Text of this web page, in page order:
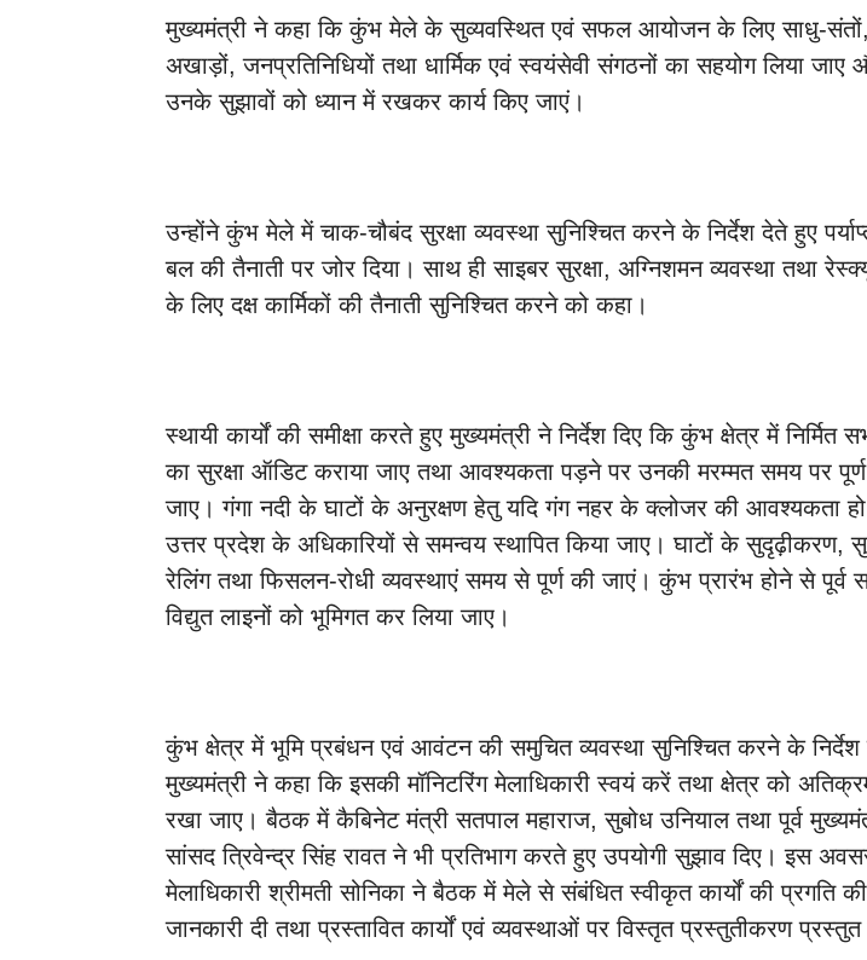
मुख्यमंत्री ने कहा कि कुंभ मेले के सुव्यवस्थित एवं सफल आयोजन के लिए साधु-संतों,
अखाड़ों, जनप्रतिनिधियों तथा धार्मिक एवं स्वयंसेवी संगठनों का सहयोग लिया जाए
उनके सुझावों को ध्यान में रखकर कार्य किए जाएं।
उन्होंने कुंभ मेले में चाक-चौबंद सुरक्षा व्यवस्था सुनिश्चित करने के निर्देश देते हुए
बल की तैनाती पर जोर दिया। साथ ही साइबर सुरक्षा, अग्निशमन व्यवस्था तथा रेस्क्यू
के लिए दक्ष कार्मिकों की तैनाती सुनिश्चित करने को कहा।
स्थायी कार्यों की समीक्षा करते हुए मुख्यमंत्री ने निर्देश दिए कि कुंभ क्षेत्र में निर्मित
का सुरक्षा ऑडिट कराया जाए तथा आवश्यकता पड़ने पर उनकी मरम्मत समय पर
जाए। गंगा नदी के घाटों के अनुरक्षण हेतु यदि गंग नहर के क्लोजर की आवश्यकता हो
उत्तर प्रदेश के अधिकारियों से समन्वय स्थापित किया जाए। घाटों के सुदृढ़ीकरण,
रेलिंग तथा फिसलन-रोधी व्यवस्थाएं समय से पूर्ण की जाएं। कुंभ प्रारंभ होने से पूर्व
विद्युत लाइनों को भूमिगत कर लिया जाए।
कुंभ क्षेत्र में भूमि प्रबंधन एवं आवंटन की समुचित व्यवस्था सुनिश्चित करने के निर्देश
मुख्यमंत्री ने कहा कि इसकी मॉनिटरिंग मेलाधिकारी स्वयं करें तथा क्षेत्र को
रखा जाए। बैठक में कैबिनेट मंत्री सतपाल महाराज, सुबोध उनियाल तथा पूर्व
सांसद त्रिवेन्द्र सिंह रावत ने भी प्रतिभाग करते हुए उपयोगी सुझाव दिए। इस
मेलाधिकारी श्रीमती सोनिका ने बैठक में मेले से संबंधित स्वीकृत कार्यों की प्रगति की
जानकारी दी तथा प्रस्तावित कार्यों एवं व्यवस्थाओं पर विस्तृत प्रस्तुतीकरण प्रस्तुत